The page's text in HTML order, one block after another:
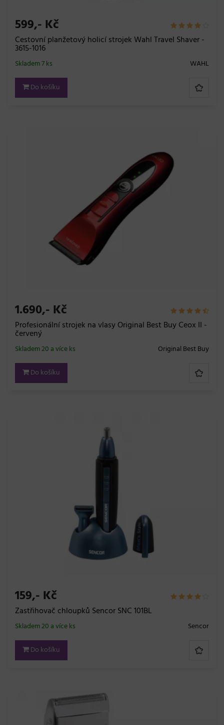
599,- Kč
Cestovní planžetový holicí strojek Wahl Travel Shaver -
3615-1016
WAHL
Skladem 7 ks
Do košíku
1.690,- Kč
Profesionální strojek na vlasy Original Best Buy Ceox II -
červený
Original Best Buy
Skladem 20 a více ks
Do košíku
159,- Kč
Zastřihovač chloupků Sencor SNC 101BL
Sencor
Skladem 20 a více ks
Do košíku